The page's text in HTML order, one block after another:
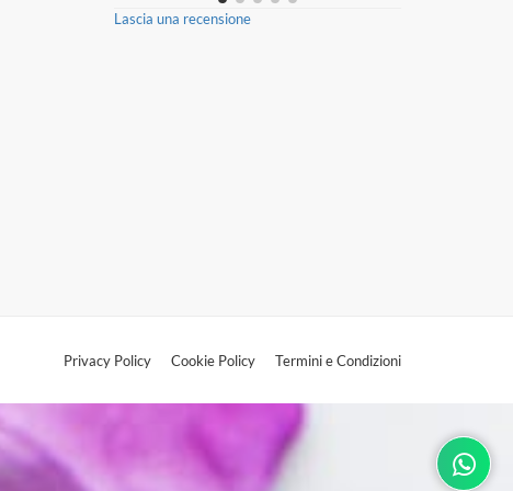
Lascia una recensione
Privacy Policy Cookie Policy Termini e Condizioni